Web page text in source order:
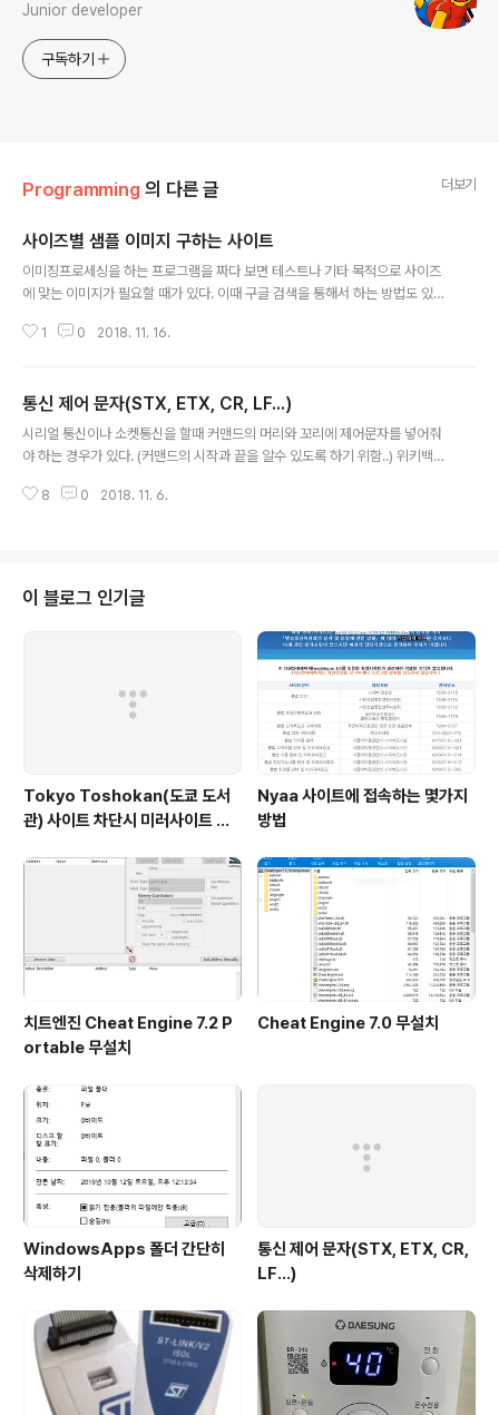
Junior developer
구독하기
Programming 의 다른 글 더보기
사이즈별 샘플 이미지 구하는 사이트
이미징프로세싱을 하는 프로그램을 짜다 보면 테스트나 기타 목적으로 사이즈
에 맞는 이미지가 필요할 때가 있다. 이때 구글 검색을 통해서 하는 방법도 있겠
소는 https://picsum.photos/ 이며 이미지 획득 주소는 아래와 같다 http
레이스케일 레벨 이미지가 이용되는데 사이즈 앞에 /g/만 추가해주면 바로 얻을
수 있다. 아쉽게도 jpg 이미지만 제공한다.bmp는 픽픽이나 그림판으로 변형해
서 사용해야한다..
1 0 2018. 11. 16.
통신 제어 문자(STX, ETX, CR, LF...)
시리얼 통신이나 소켓통신을 할때 커맨드의 머리와 꼬리에 제어문자를 넣어줘
야 하는 경우가 있다. (커맨드의 시작과 끝을 알수 있도록 하기 위함..) 위키백과
진법16진법문자설명0000 000000000000NULNULL 문자0000 0001
화(End Of Transmission)0000 010100500505ENQ응답 요구(ENQui
ry)0000 011000..
8 0 2018. 11. 6.
이 블로그 인기글
Tokyo Toshokan(도쿄 도서
관) 사이트 차단시 미러사이트 접
Nyaa 사이트에 접속하는 몇가지
방법
치트엔진 Cheat Engine 7.2 P
ortable 무설치
Cheat Engine 7.0 무설치
WindowsApps 폴더 간단히
삭제하기
통신 제어 문자(STX, ETX, CR,
LF...)